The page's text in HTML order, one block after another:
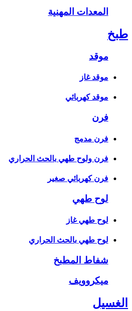
المعدات المهنية
طبخ
موقد
موقد غاز
موقد كهربائي
فرن
فرن مدمج
فرن ولوح طهي بالحث الحراري
فرن كهربائي صغير
لوح طهي
لوح طهي غاز
لوح طهي بالحث الحراري
شفاط المطبخ
ميكروويف
الغسيل